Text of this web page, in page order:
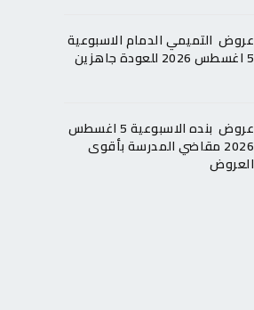
عروض التميمي الدمام الاسبوعية
5 اغسطس 2026 للعودة جاهزين
عروض بنده الاسبوعية 5 اغسطس
2026 مقاضي المدرسة بأقوى
العروض